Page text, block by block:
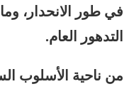
في طور الانحدار،
التدهور العام.
من ناحية الأسلوب